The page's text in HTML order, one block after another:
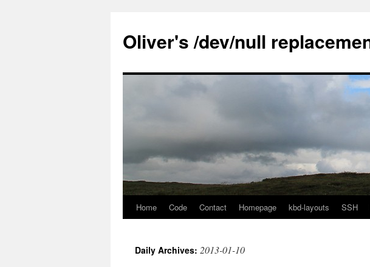
content
Oliver's /dev/null
Home Code Contact Homepage kbd-layouts SSH
Daily Archives: 2013-01-10